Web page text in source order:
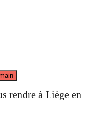
rendre à Liège en